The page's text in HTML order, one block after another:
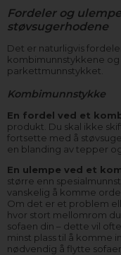
Fordeler og
støvsugerhodene
Det er naturligvis
kombimunnstykkene
parkettmunnstykket.
Kombimunnstykke
En fordel ved et
produkt. Du skal ikke
fortsette med å
en blanding av tepper
En ulempe ved et
større enn
vanskelig å komme
Om det er et problem
hvor stort mellomrom
sofaen din – dette vil
minst plass til å komme
nødvendig å flytte